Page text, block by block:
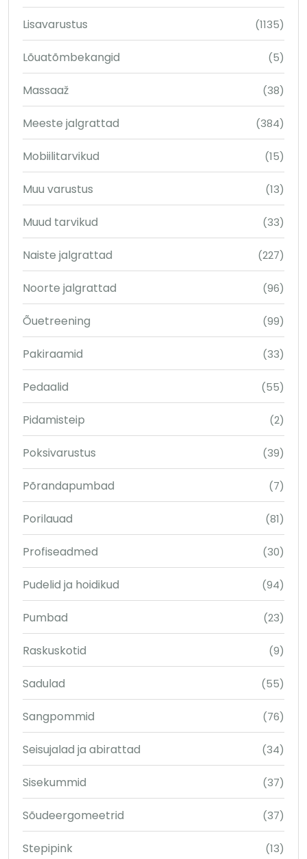
Lisavarustus (1135)
Lõuatõmbekangid (5)
Massaaž (38)
Meeste jalgrattad (384)
Mobiilitarvikud (15)
Muu varustus (13)
Muud tarvikud (33)
Naiste jalgrattad (227)
Noorte jalgrattad (96)
Õuetreening (99)
Pakiraamid (33)
Pedaalid (55)
Pidamisteip (2)
Poksivarustus (39)
Põrandapumbad (7)
Porilauad (81)
Profiseadmed (30)
Pudelid ja hoidikud (94)
Pumbad (23)
Raskuskotid (9)
Sadulad (55)
Sangpommid (76)
Seisujalad ja abirattad (34)
Sisekummid (37)
Sõudeergomeetrid (37)
Stepipink (13)